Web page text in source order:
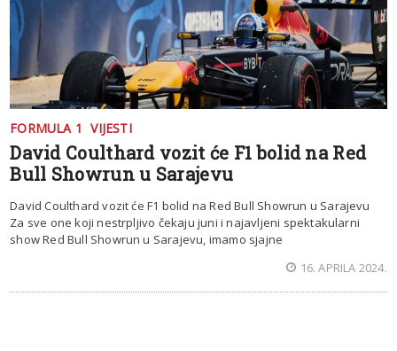
FORMULA 1 VIJESTI
David Coulthard vozit će F1 bolid na Red
Bull Showrun u Sarajevu
David Coulthard vozit će F1 bolid na Red Bull Showrun u Sarajevu
Za sve one koji nestrpljivo čekaju juni i najavljeni spektakularni
show Red Bull Showrun u Sarajevu, imamo sjajne
16. APRILA 2024.